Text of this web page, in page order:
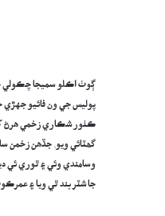
ڳوٺ اڪلو سميجا چڪولي
پوليس جي ون فائيو جهڙي
ڪٺور شڪاري زخمي هرڻ
گھٽائي ويو. جڏهن زخمن
وسامندي وئي ۽ ٿوري ئي
جا شٽر بند ٿي ويا ۽